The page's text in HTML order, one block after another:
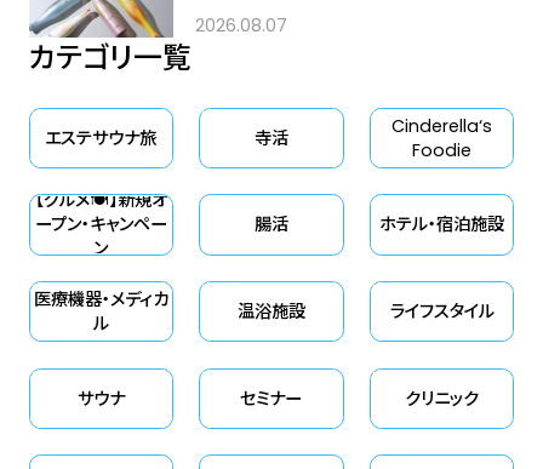
2026.08.07
カテゴリ一覧
エステサウナ旅 寺活
Cinderella‘s
Foodie
【グルメ🍽】新規オ
ープン・キャンペー
ン
腸活 ホテル・宿泊施設
医療機器・メディカ
ル
温浴施設 ライフスタイル
サウナ セミナー クリニック